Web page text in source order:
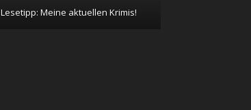
Lesetipp: Meine aktuellen Krimis!